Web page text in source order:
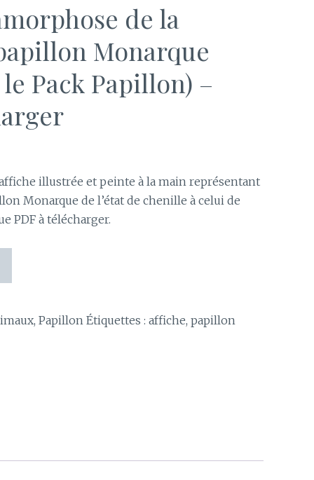
de la
Monarque
Pack Papillon) –
illustrée et peinte à la main représentant
Monarque de l’état de chenille à celui de
PDF à télécharger.
, Papillon Étiquettes : affiche, papillon